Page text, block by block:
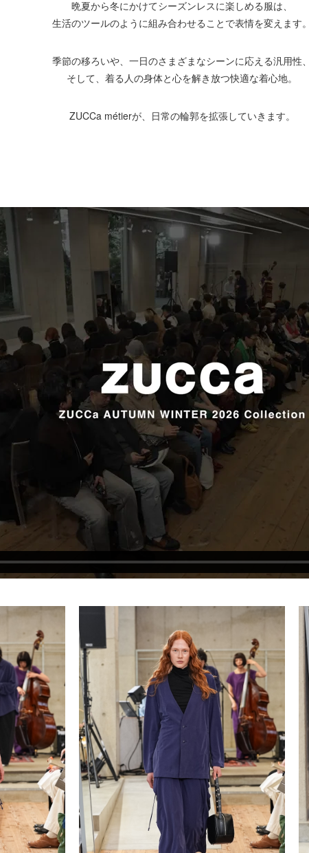
晩夏から冬にかけてシーズンレスに楽しめる服は、
生活のツールのように組み合わせることで表情を変えます。
季節の移ろいや、一日のさまざまなシーンに応える汎用性、
そして、着る人の身体と心を解き放つ快適な着心地。
ZUCCa métierが、日常の輪郭を拡張していきます。